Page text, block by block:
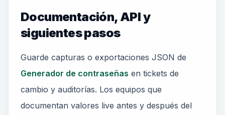
Documentación, API y
siguientes pasos
Guarde capturas o exportaciones JSON de
Generador de contraseñas en tickets de
cambio y auditorías. Los equipos que
documentan valores live antes y después del